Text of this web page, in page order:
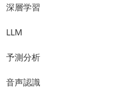
深層学習
LLM
予測分析
音声認識